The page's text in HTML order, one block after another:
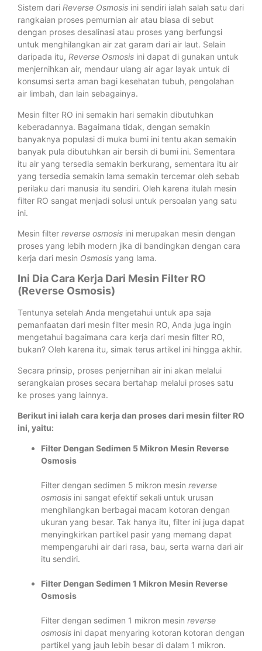
Sistem dari Reverse Osmosis ini sendiri ialah salah satu dari
rangkaian proses pemurnian air atau biasa di sebut
dengan proses desalinasi atau proses yang berfungsi
untuk menghilangkan air zat garam dari air laut. Selain
daripada itu, Reverse Osmosis ini dapat di gunakan untuk
menjernihkan air, mendaur ulang air agar layak untuk di
konsumsi serta aman bagi kesehatan tubuh, pengolahan
air limbah, dan lain sebagainya.
Mesin filter RO ini semakin hari semakin dibutuhkan
keberadannya. Bagaimana tidak, dengan semakin
banyaknya populasi di muka bumi ini tentu akan semakin
banyak pula dibutuhkan air bersih di bumi ini. Sementara
itu air yang tersedia semakin berkurang, sementara itu air
yang tersedia semakin lama semakin tercemar oleh sebab
perilaku dari manusia itu sendiri. Oleh karena itulah mesin
filter RO sangat menjadi solusi untuk persoalan yang satu
ini.
Mesin filter reverse osmosis ini merupakan mesin dengan
proses yang lebih modern jika di bandingkan dengan cara
kerja dari mesin Osmosis yang lama.
Ini Dia Cara Kerja Dari Mesin Filter RO
(Reverse Osmosis)
Tentunya setelah Anda mengetahui untuk apa saja
pemanfaatan dari mesin filter mesin RO, Anda juga ingin
mengetahui bagaimana cara kerja dari mesin filter RO,
bukan? Oleh karena itu, simak terus artikel ini hingga akhir.
Secara prinsip, proses penjernihan air ini akan melalui
serangkaian proses secara bertahap melalui proses satu
ke proses yang lainnya.
Berikut ini ialah cara kerja dan proses dari mesin filter RO
ini, yaitu:
Filter Dengan Sedimen 5 Mikron Mesin Reverse
Osmosis
Filter dengan sedimen 5 mikron mesin reverse
osmosis ini sangat efektif sekali untuk urusan
menghilangkan berbagai macam kotoran dengan
ukuran yang besar. Tak hanya itu, filter ini juga dapat
menyingkirkan partikel pasir yang memang dapat
mempengaruhi air dari rasa, bau, serta warna dari air
itu sendiri.
Filter Dengan Sedimen 1 Mikron Mesin Reverse
Osmosis
Filter dengan sedimen 1 mikron mesin reverse
osmosis ini dapat menyaring kotoran kotoran dengan
partikel yang jauh lebih besar di dalam 1 mikron.